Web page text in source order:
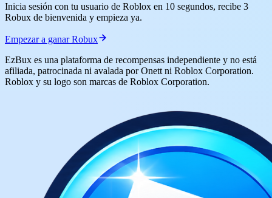
Inicia sesión con tu usuario de Roblox en 10 segundos, recibe 3
Robux de bienvenida y empieza ya.
Empezar a ganar Robux
EzBux es una plataforma de recompensas independiente y no está
afiliada, patrocinada ni avalada por Onett ni Roblox Corporation.
Roblox y su logo son marcas de Roblox Corporation.